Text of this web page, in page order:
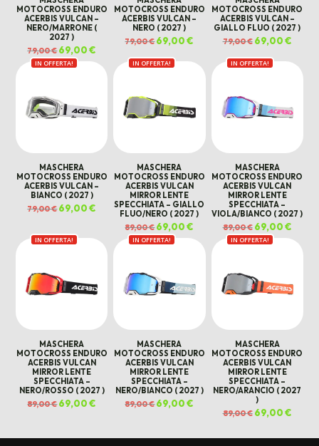
MOTOCROSS ENDURO
ACERBIS VULCAN –
NERO/MARRONE (
2027 )
79,00€Il
prezzo
originale
era:
69,00€
attuale
è:
69,00 €.
MOTOCROSS ENDURO
ACERBIS VULCAN –
NERO ( 2027 )
79,00€Il
prezzo
era:
79,00 €.
69,00€
è:
69,00 €.
MOTOCROSS ENDURO
ACERBIS VULCAN –
GIALLO FLUO ( 2027 )
79,00€ Il
prezzo
era:
79,00 €.
69,00€Il
è:
69,00
IN OFFERTA!
MASCHERA
MOTOCROSS ENDURO
ACERBIS VULCAN –
BIANCO ( 2027 )
79,00€Il
prezzo
79,00 €.
69,00€
prezzo
69,00 €.
IN OFFERTA!
MASCHERA
MOTOCROSS ENDURO
ACERBIS VULCAN
MIRROR LENTE
SPECCHIATA – GIALLO
FLUO/NERO ( 2027 )
89,00€Il
prezzo
originale
era:
69,00€
attuale
69,00 €.
IN OFFERTA!
MASCHERA
MOTOCROSS ENDURO
ACERBIS VULCAN
MIRROR LENTE
SPECCHIATA –
VIOLA/BIANCO ( 2027 )
89,00€ Il
prezzo
originale
era:
69,00€Il
69,00
IN OFFERTA!
MASCHERA
MOTOCROSS ENDURO
ACERBIS VULCAN
MIRROR LENTE
SPECCHIATA –
NERO/ROSSO ( 2027 )
89,00€Il
prezzo
69,00€
IN OFFERTA!
MASCHERA
MOTOCROSS ENDURO
ACERBIS VULCAN
MIRROR LENTE
SPECCHIATA –
NERO/BIANCO ( 2027 )
89,00€Il
prezzo
69,00€
attuale
IN OFFERTA!
MASCHERA
MOTOCROSS ENDURO
ACERBIS VULCAN
MIRROR LENTE
SPECCHIATA –
NERO/ARANCIO ( 2027
)
89,00€ Il
prezzo
89,00 €.
69,00€Il
69,00